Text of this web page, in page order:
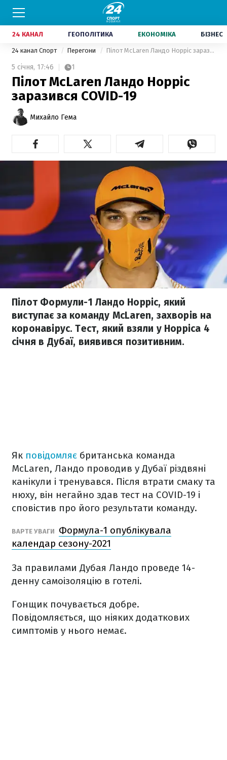
24 КАНАЛ ГЕОПОЛІТИКА ЕКОНОМІКА БІЗНЕС
24 канал Спорт Перегони Пілот McLaren Ландо Норріс заразився COVID-19
5 січня, 17:46 1
Пілот McLaren Ландо Норріс
заразився COVID-19
Михайло Гема
Пілот Формули-1 Ландо Норріс, який
виступає за команду McLaren, захворів на
коронавірус. Тест, який взяли у Норріса 4
січня в Дубаї, виявився позитивним.
Як повідомляє британська команда
McLaren, Ландо проводив у Дубаї різдвяні
канікули і тренувався. Після втрати смаку та
нюху, він негайно здав тест на COVID-19 і
сповістив про його результати команду.
ВАРТЕ УВАГИ
Формула-1 опублікувала
календар сезону-2021
За правилами Дубая Ландо проведе 14-
денну самоізоляцію в готелі.
Гонщик почувається добре.
Повідомляється, що ніяких додаткових
симптомів у нього немає.